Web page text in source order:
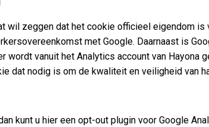
wil zeggen dat het cookie officieel eigendom
met Google. Daarnaast is
vanuit het Analytics account van
dat nodig is om de kwaliteit en veiligheid van
kunt u hier een opt-out plugin voor Google